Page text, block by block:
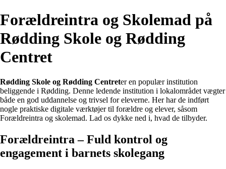
Forældreintra og Skolemad på
Rødding Skole og Rødding
Centret
Rødding Skole og Rødding Centreter en populær institution
beliggende i Rødding. Denne ledende institution i lokalområdet vægter
både en god uddannelse og trivsel for eleverne. Her har de indført
nogle praktiske digitale værktøjer til forældre og elever, såsom
Forældreintra og skolemad. Lad os dykke ned i, hvad de tilbyder.
Forældreintra – Fuld kontrol og
engagement i barnets skolegang